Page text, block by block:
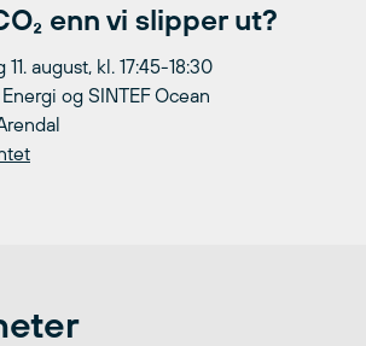
enn vi slipper ut?
11. august, kl. 17:45-18:30
Energi og SINTEF Ocean